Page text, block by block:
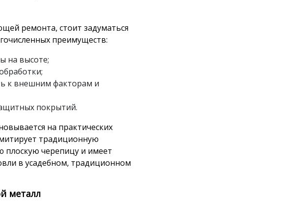
ремонта, стоит задуматься
преимуществ:
на высоте;
к внешним факторам и
покрытий.
на практических
традиционную
плоскую черепицу и имеет
в усадебном, традиционном
металл